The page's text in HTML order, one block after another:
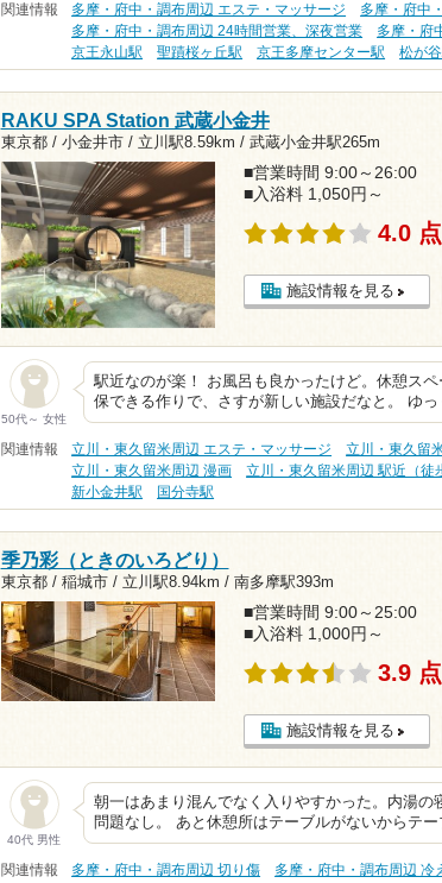
関連情報 多摩・府中・調布周辺 エステ・マッサージ
多摩・府中
多摩・府中・調布周辺 24時間営業、深夜営業
多摩・府
京王永山駅
聖蹟桜ヶ丘駅 京王多摩センター駅 松が
RAKU SPA Station 武蔵小金井
東京都 / 小金井市 / 立川駅8.59km / 武蔵小金井駅265m
■営業時間 9:00～26:00
■入浴料 1,050円～
4.0 点
施設情報を見る
50代～ 女性
駅近なのが楽！ お風呂も良かったけど。休憩ス
保できる作りで、さすが新しい施設だなと。 ゆっ
関連情報 立川・東久留米周辺 エステ・マッサージ
立川・東久留
立川・東久留米周辺 漫画
立川・東久留米周辺 駅近（徒
新小金井駅
国分寺駅
季乃彩（ときのいろどり）
東京都 / 稲城市 / 立川駅8.94km / 南多摩駅393m
■営業時間 9:00～25:00
■入浴料 1,000円～
3.9 点
施設情報を見る
40代 男性
朝一はあまり混んでなく入りやすかった。内湯
問題なし。 あと休憩所はテーブルがないからテ
関連情報 多摩・府中・調布周辺 切り傷 多摩・府中・調布周辺 冷